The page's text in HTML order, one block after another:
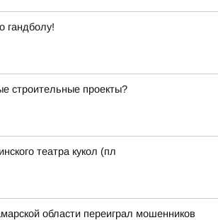
гандболу!
строительные проекты?
театра кукол (пл
области переиграл мошенников